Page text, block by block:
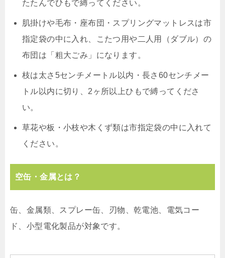
たたんでひもで縛ってください。
肌掛けや毛布・座布団・スプリングマットレスは市
指定袋の中に入れ、こたつ用や二人用（ダブル）の
布団は「粗大ごみ」になります。
枝は太さ5センチメートル以内・長さ60センチメー
トル以内に切り、2ヶ所以上ひもで縛ってくださ
い。
草花や板・小枝や木くず類は市指定袋の中に入れて
ください。
空缶・金属とは？
缶、金属類、スプレー缶、刃物、乾電池、電気コー
ド、小型電化製品が対象です。